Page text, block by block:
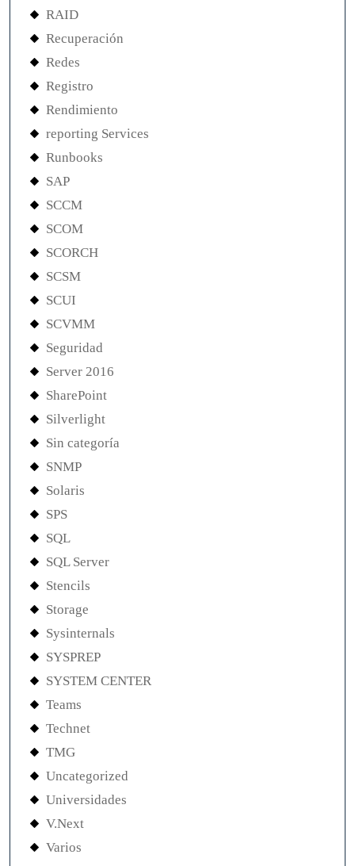
RAID
Recuperación
Redes
Registro
Rendimiento
reporting Services
Runbooks
SAP
SCCM
SCOM
SCORCH
SCSM
SCUI
SCVMM
Seguridad
Server 2016
SharePoint
Silverlight
Sin categoría
SNMP
Solaris
SPS
SQL
SQL Server
Stencils
Storage
Sysinternals
SYSPREP
SYSTEM CENTER
Teams
Technet
TMG
Uncategorized
Universidades
V.Next
Varios